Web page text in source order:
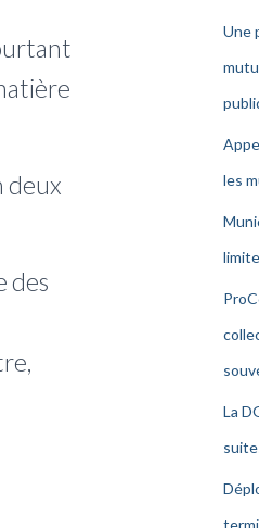
deux
des
Une
les
La